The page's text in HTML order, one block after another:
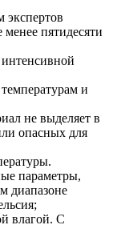
экспертов
пятидесяти
и
не выделяет в
опасных для
параметры,
диапазоне
влагой. С